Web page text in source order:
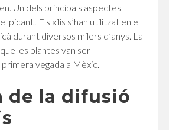
Un dels principals aspectes
picant! Els xilis s’han utilitzat en el
durant diversos milers d’anys. La
les plantes van ser
vegada a Mèxic.
de la difusió